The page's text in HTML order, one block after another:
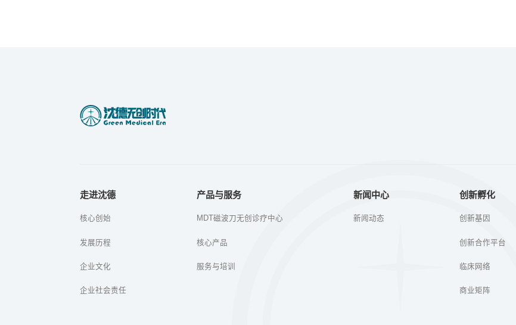
走进沈德
核心创始
发展历程
企业文化
企业社会责任
产品与服务
MDT磁波刀无创诊疗中心
核心产品
服务与培训
新闻中心
新闻动态
创新孵化
创新基因
创新合作平台
临床网络
商业矩阵